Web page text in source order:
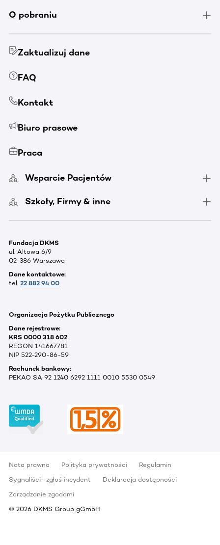
O pobraniu
Zaktualizuj dane
FAQ
Kontakt
Biuro prasowe
Praca
Wsparcie Pacjentów
Szkoły, Firmy & inne
Fundacja DKMS
ul. Altowa 6/9
02-386 Warszawa
Dane kontaktowe:
tel. 22 882 94 00
Organizacja Pożytku Publicznego
Dane rejestrowe:
KRS 0000 318 602
REGON 141667781
NIP 522-290-86-59
Rachunek bankowy:
PEKAO SA 92 1240 6292 1111 0010 5530 0549
Nota prawna Polityka prywatności
Regulamin
Sygnaliści- zgłoś incydent
Deklaracja dostępności
Zarządzanie zgodami
© 2026 DKMS Group gGmbH